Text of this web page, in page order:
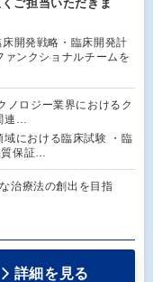
ご担当いただきま
開発戦略・臨床開発計
ンクショナルチームを
ノロジー業界におけるク
連…
域における臨床試験 ・臨
保証…
治療法の創出を目指
詳細を見る